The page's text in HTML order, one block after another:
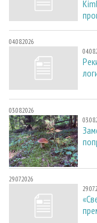
04.08.2026
03.08.2026
29.07.2026